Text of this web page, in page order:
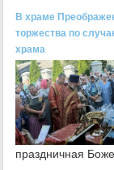
В храме
торжества по
храма
праздничная